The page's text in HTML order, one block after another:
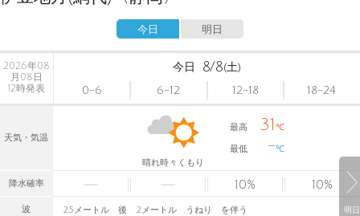
今日 明日
明日
2026年08
月08日
12時発表
今日 8/8(土)
0-6
6-12 12-18 18-24
天気・気温
晴れ時々くもり
最高 31 ℃
最低 -℃
降水確率 10% 10%
波 2.5メートル 後 2メートル うねり を伴う